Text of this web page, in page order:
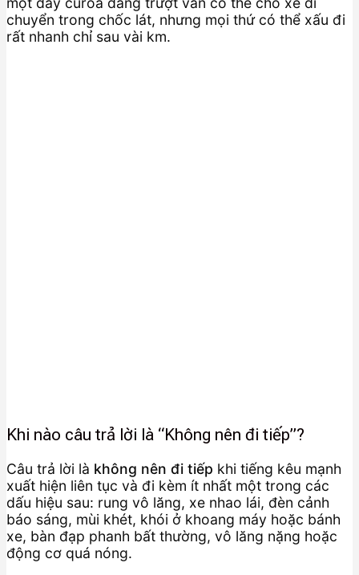
chuyển trong chốc lát, nhưng mọi thứ có thể xấu đi
rất nhanh chỉ sau vài km.
Khi nào câu trả lời là “Không nên đi tiếp”?
Câu trả lời là không nên đi tiếp khi tiếng kêu mạnh
xuất hiện liên tục và đi kèm ít nhất một trong các
dấu hiệu sau: rung vô lăng, xe nhao lái, đèn cảnh
báo sáng, mùi khét, khói ở khoang máy hoặc bánh
xe, bàn đạp phanh bất thường, vô lăng nặng hoặc
động cơ quá nóng.